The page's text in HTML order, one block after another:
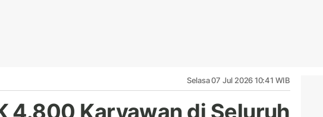
Selasa 07 Jul 2026 10:41 WIB
4.800 Karyawan di Seluruh